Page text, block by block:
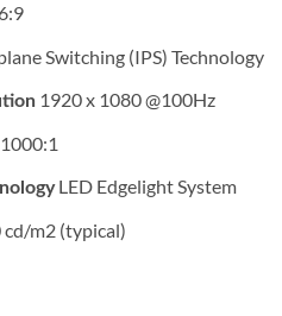
Switching (IPS) Technology
1920 x 1080 @100Hz
LED Edgelight System
cd/m2 (typical)